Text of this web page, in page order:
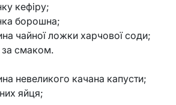
кефіру;
борошна;
чайної ложки харчової соди;
смаком.
невеликого качана капусти;
яйця;